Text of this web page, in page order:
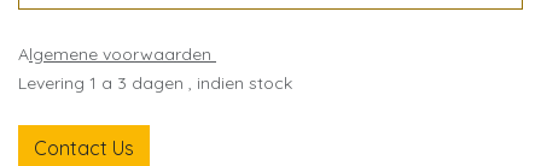
Algemene voorwaarden
Levering 1 a 3 dagen , indien stock
Contact Us